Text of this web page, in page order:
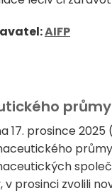
AIFP
17. prosince
v prosinci zvolili